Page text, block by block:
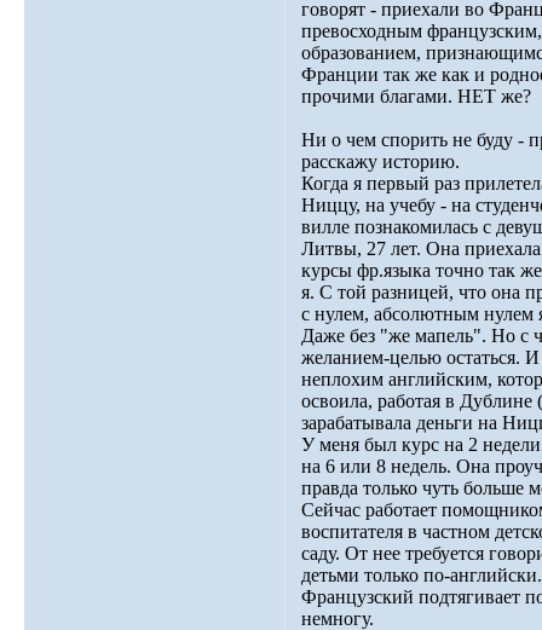
говорят - приехали во
превосходным французским,
образованием,
Франции так же как и
прочими благами. НЕТ же?
Ни о чем спорить не буду -
расскажу историю.
Когда я первый раз
Ниццу, на учебу - на
вилле познакомилась с
Литвы, 27 лет. Она
курсы фр.языка точно так
я. С той разницей, что она
с нулем, абсолютным нулем
Даже без "же мапель". Но с
желанием-целью остаться. И
неплохим английским,
освоила, работая в Дублине
зарабатывала деньги на
У меня был курс на 2
на 6 или 8 недель. Она
правда только чуть больше
Сейчас работает
воспитателя в частном
саду. От нее требуется
детьми только по-английски.
Французский подтягивает
немногу.